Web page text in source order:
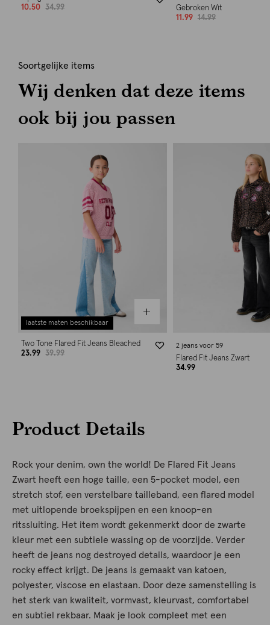
10.50
34.99
Gebroken Wit
11.99
14.99
Soortgelijke items
Wij denken dat deze items
ook bij jou passen
laatste maten beschikbaar
Two Tone Flared Fit Jeans Bleached
23.99
39.99
2 jeans voor 59
Flared Fit Jeans Zwart
34.99
Product Details
Rock your denim, own the world! De Flared Fit Jeans
Zwart heeft een hoge taille, een 5-pocket model, een
stretch stof, een verstelbare tailleband, een flared model
met uitlopende broekspijpen en een knoop-en
ritssluiting. Het item wordt gekenmerkt door de zwarte
kleur met een subtiele wassing op de voorzijde. Verder
heeft de jeans nog destroyed details, waardoor je een
rocky effect krijgt. De jeans is gemaakt van katoen,
polyester, viscose en elastaan. Door deze samenstelling is
het sterk van kwaliteit, vormvast, kleurvast, comfortabel
en subtiel rekbaar. Maak je look compleet met een